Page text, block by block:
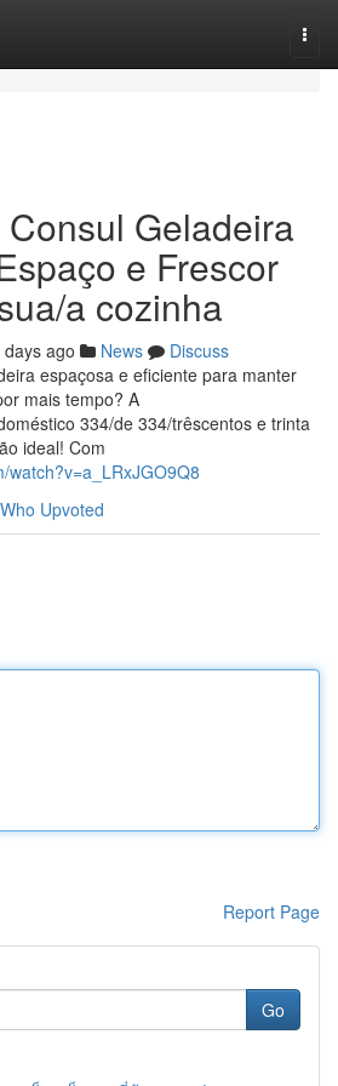
Geladeira
e Frescor
a cozinha
ago News
Discuss
espaçosa e eficiente para manter
mais tempo? A
334/de 334/trêscentos e trinta
ideal! Com
watch?v=a_LRxJGO9Q8
Who Upvoted
Report Page
Go